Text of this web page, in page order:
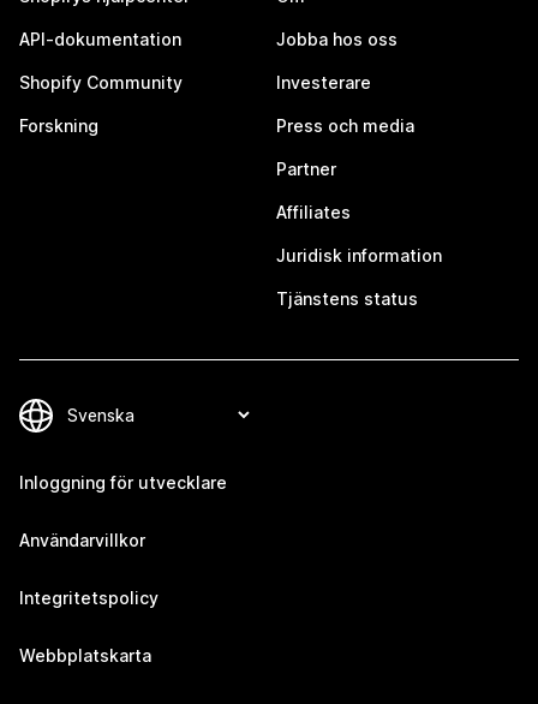
API-dokumentation
Shopify Community
Forskning
Jobba hos oss
Investerare
Press och media
Partner
Affiliates
Juridisk information
Tjänstens status
Inloggning för utvecklare
Användarvillkor
Integritetspolicy
Webbplatskarta